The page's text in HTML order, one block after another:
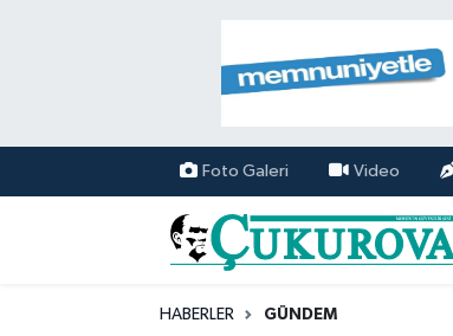
Foto Galeri Video
HABERLER GÜNDEM
Mersin Nöbetçi Eczaneler
Mersin Hava Durumu
Mersin Namaz Vakitleri
Mersin Trafik Yoğunluk Haritası